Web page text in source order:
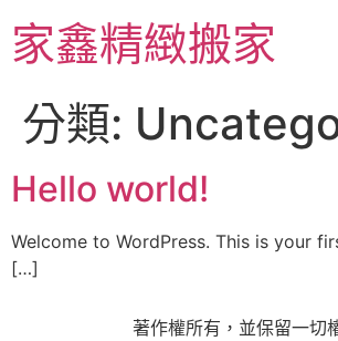
家鑫精緻搬家
分類:
Hello world!
Welcome to WordPress. This is your
[…]
著作權所有，並保留一切